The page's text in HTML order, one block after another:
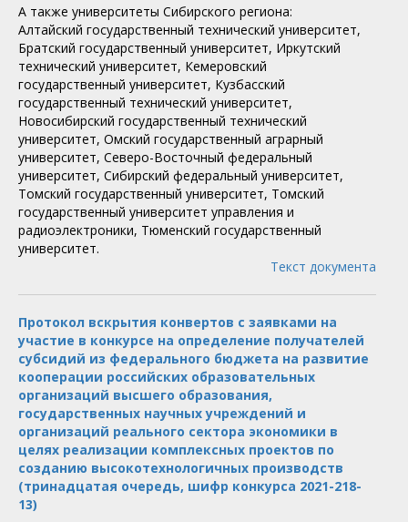
А также университеты Сибирского региона:
Алтайский государственный технический университет,
Братский государственный университет, Иркутский
технический университет, Кемеровский
государственный университет, Кузбасский
государственный технический университет,
Новосибирский государственный технический
университет, Омский государственный аграрный
университет, Северо-Восточный федеральный
университет, Сибирский федеральный университет,
Томский государственный университет, Томский
государственный университет управления и
радиоэлектроники, Тюменский государственный
университет.
Текст документа
Протокол вскрытия конвертов с заявками на
участие в конкурсе на определение получателей
субсидий из федерального бюджета на развитие
кооперации российских образовательных
организаций высшего образования,
государственных научных учреждений и
организаций реального сектора экономики в
целях реализации комплексных проектов по
созданию высокотехнологичных производств
(тринадцатая очередь, шифр конкурса 2021-218-
13)